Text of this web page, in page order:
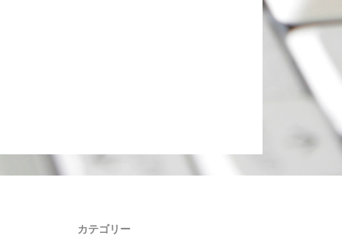
カテゴリー